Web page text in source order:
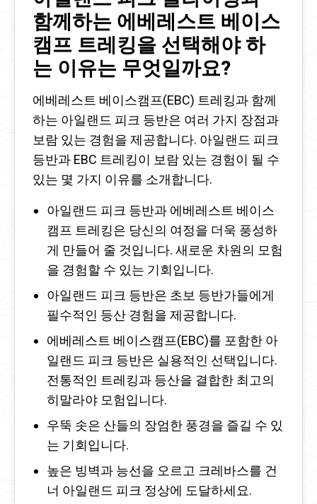
함께하는 에베레스트 베이스
캠프 트레킹을 선택해야 하
는 이유는 무엇일까요?
에베레스트 베이스캠프(EBC) 트레킹과 함께
하는 아일랜드 피크 등반은 여러 가지 장점과
보람 있는 경험을 제공합니다. 아일랜드 피크
등반과 EBC 트레킹이 보람 있는 경험이 될 수
있는 몇 가지 이유를 소개합니다.
아일랜드 피크 등반과 에베레스트 베이스
캠프 트레킹은 당신의 여정을 더욱 풍성하
게 만들어 줄 것입니다. 새로운 차원의 모험
을 경험할 수 있는 기회입니다.
아일랜드 피크 등반은 초보 등반가들에게
필수적인 등산 경험을 제공합니다.
에베레스트 베이스캠프(EBC)를 포함한 아
일랜드 피크 등반은 실용적인 선택입니다.
전통적인 트레킹과 등산을 결합한 최고의
히말라야 모험입니다.
우뚝 솟은 산들의 장엄한 풍경을 즐길 수 있
는 기회입니다.
높은 빙벽과 능선을 오르고 크레바스를 건
너 아일랜드 피크 정상에 도달하세요.